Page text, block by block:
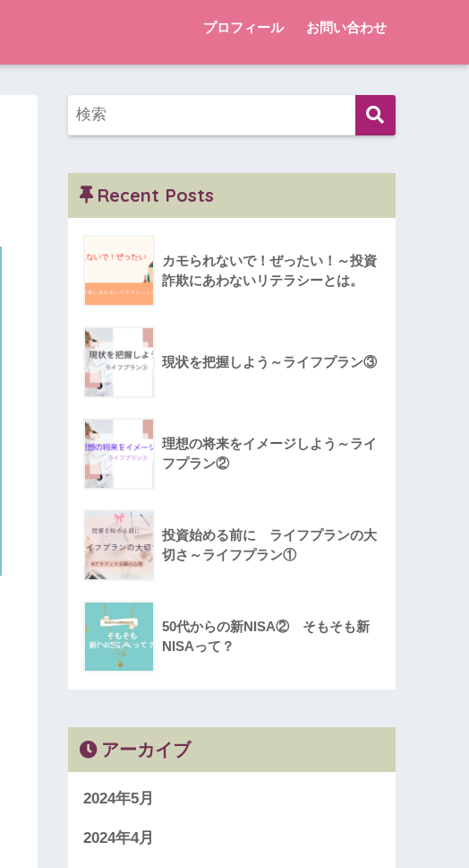
プロフィール お問い合わせ
Recent Posts
カモられないで！ぜったい！～投資
詐欺にあわないリテラシーとは。
現状を把握しよう～ライフプラン③
理想の将来をイメージしよう～ライ
フプラン②
投資始める前に ライフプランの大
切さ～ライフプラン①
50代からの新NISA② そもそも新
NISAって？
アーカイブ
2024年5月
2024年4月